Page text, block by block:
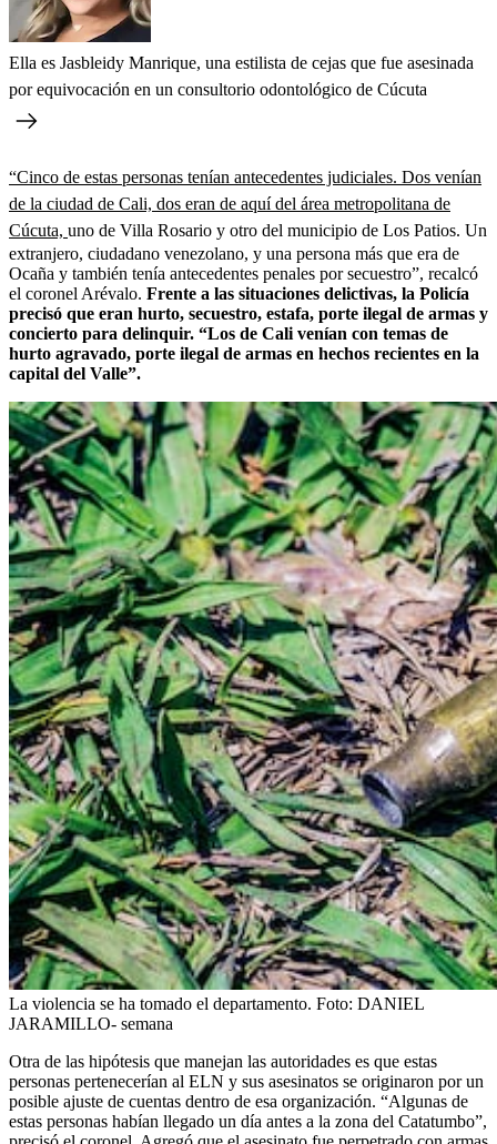
Ella es Jasbleidy Manrique, una estilista de cejas que fue asesinada
por equivocación en un consultorio odontológico de Cúcuta
“Cinco de estas personas tenían antecedentes judiciales. Dos venían
de la ciudad de Cali, dos eran de aquí del área metropolitana de
Cúcuta, uno de Villa Rosario y otro del municipio de Los Patios. Un
extranjero, ciudadano venezolano, y una persona más que era de
Ocaña y también tenía antecedentes penales por secuestro”, recalcó
el coronel Arévalo. Frente a las situaciones delictivas, la Policía
precisó que eran hurto, secuestro, estafa, porte ilegal de armas y
concierto para delinquir. “Los de Cali venían con temas de
hurto agravado, porte ilegal de armas en hechos recientes en la
capital del Valle”.
La violencia se ha tomado el departamento. Foto: DANIEL
JARAMILLO- semana
Otra de las hipótesis que manejan las autoridades es que estas
personas pertenecerían al ELN y sus asesinatos se originaron por un
posible ajuste de cuentas dentro de esa organización. “Algunas de
estas personas habían llegado un día antes a la zona del Catatumbo”,